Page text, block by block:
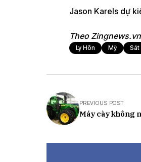
Jason Karels dự
Theo Zingnews.vn
Ly Hôn Mỹ Sát
PREVIOUS POST
Máy cày không